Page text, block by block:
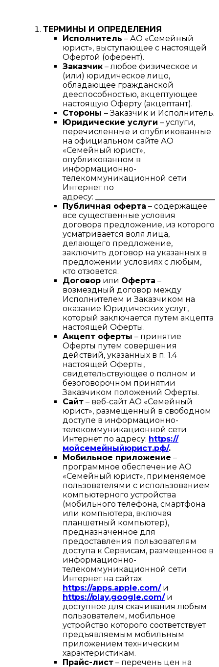
ТЕРМИНЫ И ОПРЕДЕЛЕНИЯ
Исполнитель – АО «Семейный
юрист», выступающее с настоящей
Офертой (оферент).
Заказчик – любое физическое и
(или) юридическое лицо,
обладающее гражданской
дееспособностью, акцептующее
настоящую Оферту (акцептант).
Стороны – Заказчик и Исполнитель.
Юридические услуги – услуги,
перечисленные и опубликованные
на официальном сайте АО
«Семейный юрист»,
опубликованном в
информационно-
телекоммуникационной сети
Интернет по
адресу:
Публичная оферта – содержащее
все существенные условия
договора предложение, из которого
усматривается воля лица,
делающего предложение,
заключить договор на указанных в
предложении условиях с любым,
кто отзовется.
Договор или Оферта –
возмездный договор между
Исполнителем и Заказчиком на
оказание Юридических услуг,
который заключается путем акцепта
настоящей Оферты.
Акцепт оферты – принятие
Оферты путем совершения
действий, указанных в п. 1.4
настоящей Оферты,
свидетельствующее о полном и
безоговорочном принятии
Заказчиком положений Оферты.
Сайт – веб-сайт АО «Семейный
юрист», размещенный в свободном
доступе в информационно-
телекоммуникационной сети
Интернет по адресу: https://
мойсемейныйюрист.рф/.
Мобильное приложение –
программное обеспечение АО
«Семейный юрист», применяемое
пользователями с использованием
компьютерного устройства
(мобильного телефона, смартфона
или компьютера, включая
планшетный компьютер),
предназначенное для
предоставления пользователям
доступа к Сервисам, размещенное в
информационно-
телекоммуникационной сети
Интернет на сайтах
https://apps.apple.com/и
https://play.google.com/и
доступное для скачивания любым
пользователем, мобильное
устройство которого соответствует
предъявляемым мобильным
приложением техническим
характеристикам.
Прайс-лист – перечень цен на